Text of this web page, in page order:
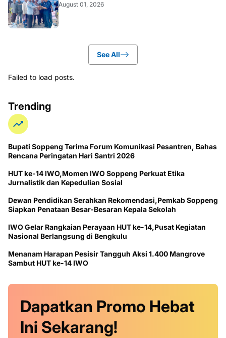
August 01, 2026
See All
Failed to load posts.
Trending
Bupati Soppeng Terima Forum Komunikasi Pesantren, Bahas
Rencana Peringatan Hari Santri 2026
HUT ke-14 IWO,Momen IWO Soppeng Perkuat Etika
Jurnalistik dan Kepedulian Sosial
Dewan Pendidikan Serahkan Rekomendasi,Pemkab Soppeng
Siapkan Penataan Besar-Besaran Kepala Sekolah
IWO Gelar Rangkaian Perayaan HUT ke-14,Pusat Kegiatan
Nasional Berlangsung di Bengkulu
Menanam Harapan Pesisir Tangguh Aksi 1.400 Mangrove
Sambut HUT ke-14 IWO
Dapatkan Promo Hebat
Ini Sekarang!